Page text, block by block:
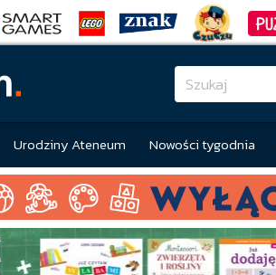
Urodziny Ateneum Nowości tygodnia